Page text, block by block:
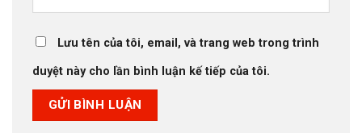
Lưu tên của tôi, email, và trang web trong trình
duyệt này cho lần bình luận kế tiếp của tôi.